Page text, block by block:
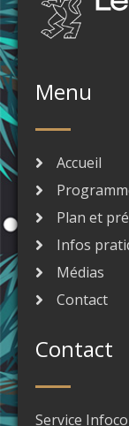
Menu
Accueil
Plan et
Infos
Médias
Contact
Contact
Service